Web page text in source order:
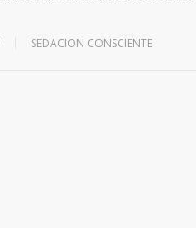
SEDACION CONSCIENTE